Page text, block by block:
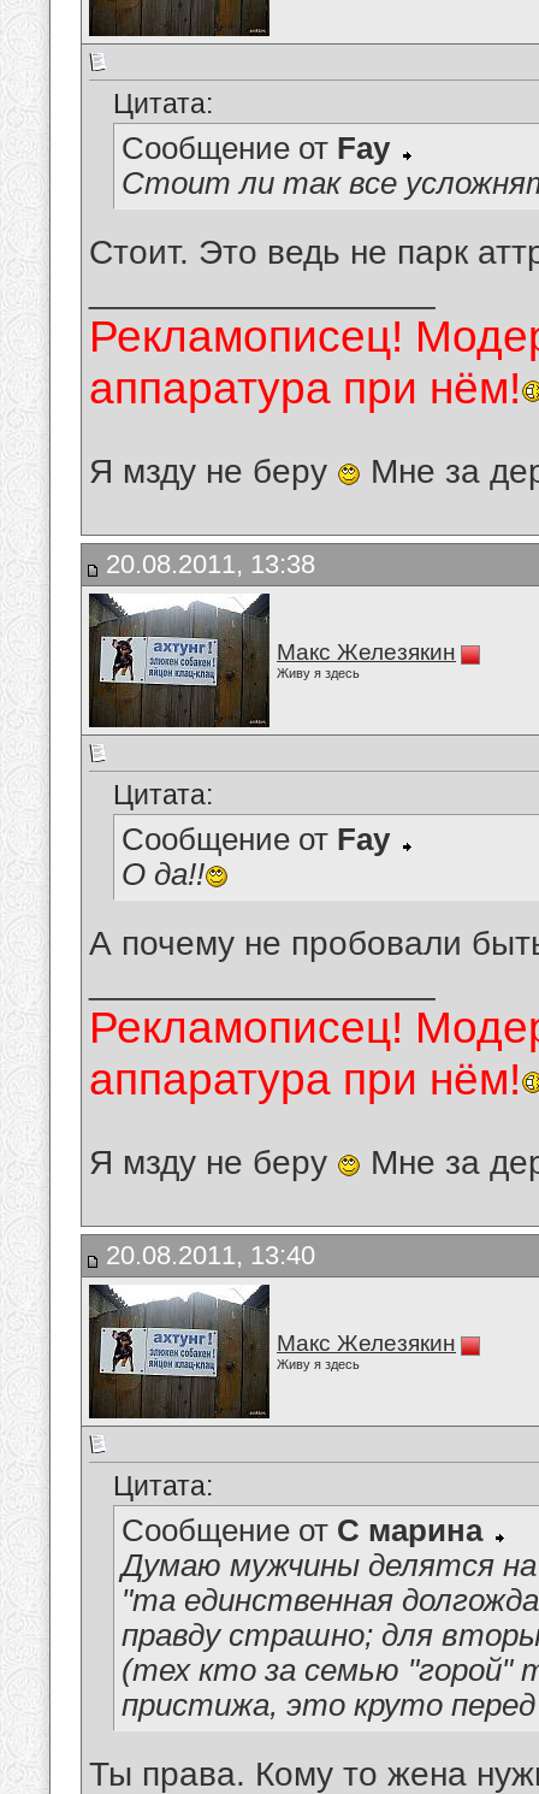
Цитата:
Сообщение от Fay
Стоит ли так все
Стоит. Это ведь не парк
Рекламописец!
аппаратура при нём!
Я мзду не беру Мне за
20.08.2011, 13:38
Макс Железякин
Живу я здесь
Цитата:
Сообщение от Fay
О да!!
А почему не пробовали
Рекламописец!
аппаратура при нём!
Я мзду не беру Мне за
20.08.2011, 13:40
Макс Железякин
Живу я здесь
Цитата:
Сообщение от С марина
Думаю мужчины делятся
"та единственная
правду страшно; для
(тех кто за семью
пристижа, это круто перед
Ты права. Кому то жена